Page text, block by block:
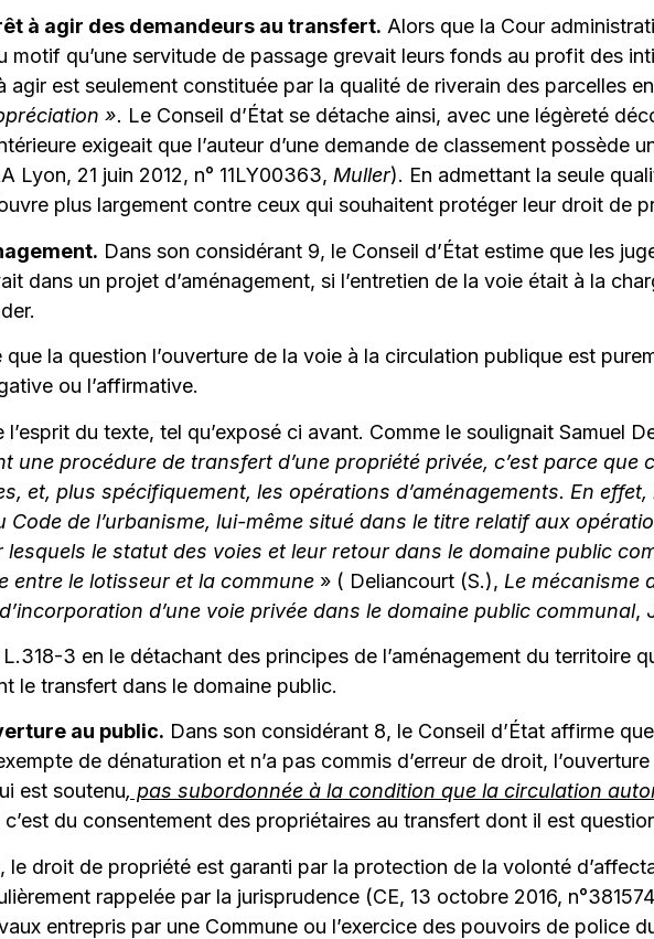
à agir des demandeurs au transfert. Alors que la Cour
qu’une servitude de passage grevait leurs fonds au profit des
agir est seulement constituée par la qualité de riverain des parcelles
». Le Conseil d’État se détache ainsi, avec une légèreté
exigeait que l’auteur d’une demande de classement possède
Lyon, 21 juin 2012, n° 11LY00363,Muller). En admettant la seule
plus largement contre ceux qui souhaitent protéger leur droit de
Dans son considérant 9, le Conseil d’État estime que les
dans un projet d’aménagement, si l’entretien de la voie était à la
la question l’ouverture de la voie à la circulation publique est
ou l’affirmative.
du texte, tel qu’exposé ci avant. Comme le soulignait Samuel
une procédure de transfert d’une propriété privée, c’estparce que
et, plus spécifiquement, les opérations d’aménagements. En
de l’urbanisme, lui-même situé dans le titre relatif aux
le statut des voies et leur retour dans le domaine public
entre le lotisseur et la commune » ( Deliancourt (S.), Le mécanisme
d’une voie privée dans le domaine public communal,
3 en le détachant des principes de l’aménagement du territoire
le transfert dans le domaine public.
au public. Dans son considérant 8, le Conseil d’État affirme
de dénaturation et n’a pas commis d’erreur de droit,
est soutenu, pas subordonnée à la condition que la circulation
du consentement des propriétaires au transfert dont il est
droit de propriété est garanti par la protection de la volonté
rappelée par la jurisprudence (CE, 13 octobre 2016,
entrepris par une Commune ou l’exercice des pouvoirs de police